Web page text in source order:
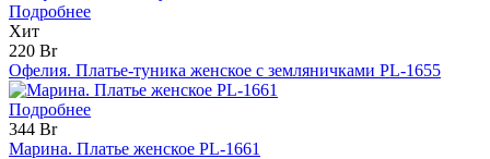
Подробнее
Хит
220 Br
Офелия. Платье-туника женское с земляничками PL-1655
Подробнее
344 Br
Марина. Платье женское PL-1661